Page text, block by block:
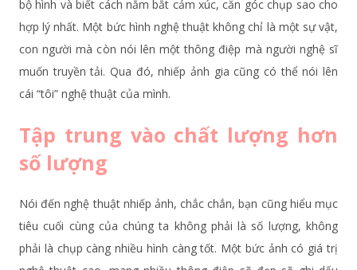
bộ hình và biết cách nắm bắt cảm xúc, căn góc chụp sao cho
hợp lý nhất. Một bức hình nghệ thuật không chỉ là một sự vật,
con người mà còn nói lên một thông điệp mà người nghệ sĩ
muốn truyền tải. Qua đó, nhiếp ảnh gia cũng có thể nói lên
cái “tôi” nghệ thuật của mình.
Tập trung vào chất lượng hơn
số lượng
Nói đến nghệ thuật nhiếp ảnh, chắc chắn, bạn cũng hiểu mục
tiêu cuối cùng của chúng ta không phải là số lượng, không
phải là chụp càng nhiều hình càng tốt. Một bức ảnh có giá trị